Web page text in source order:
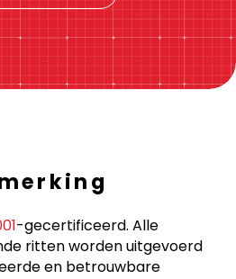
-gecertificeerd. Alle
ritten worden uitgevoerd
en betrouwbare